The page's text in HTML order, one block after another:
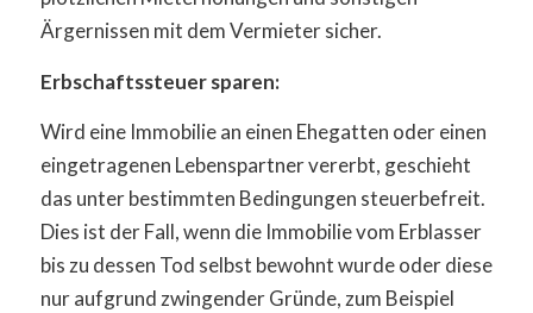
Ärgernissen mit dem Vermieter sicher.
Erbschaftssteuer sparen:
Wird eine Immobilie an einen Ehegatten oder einen
eingetragenen Lebenspartner vererbt, geschieht
das unter bestimmten Bedingungen steuerbefreit.
Dies ist der Fall, wenn die Immobilie vom Erblasser
bis zu dessen Tod selbst bewohnt wurde oder diese
nur aufgrund zwingender Gründe, zum Beispiel